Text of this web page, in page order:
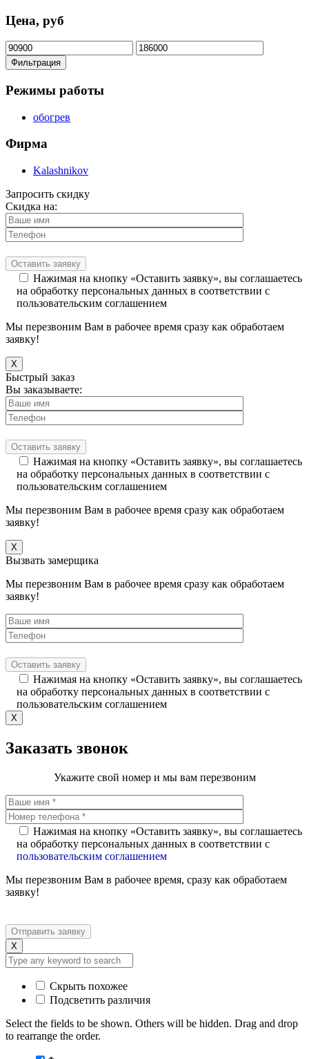
Цена, руб
Минимальная
цена
Максимальная
цена
Фильтрация
Режимы работы
обогрев
Фирма
Kalashnikov
Запросить скидку
Скидка на:
Нажимая на кнопку «Оставить заявку», вы соглашаетесь
на обработку персональных данных в соответствии с
пользовательским соглашением
Мы перезвоним Вам в рабочее время сразу как обработаем
заявку!
X
Быстрый заказ
Вы заказываете:
Нажимая на кнопку «Оставить заявку», вы соглашаетесь
на обработку персональных данных в соответствии с
пользовательским соглашением
Мы перезвоним Вам в рабочее время сразу как обработаем
заявку!
X
Вызвать замерщика
Мы перезвоним Вам в рабочее время сразу как обработаем
заявку!
Нажимая на кнопку «Оставить заявку», вы соглашаетесь
на обработку персональных данных в соответствии с
пользовательским соглашением
X
Заказать звонок
Укажите свой номер и мы вам перезвоним
Нажимая на кнопку «Оставить заявку», вы соглашаетесь
на обработку персональных данных в соответствии с
пользовательским соглашением
Мы перезвоним Вам в рабочее время, сразу как обработаем
заявку!
X
Скрыть похожее
Подсветить различия
Select the fields to be shown. Others will be hidden. Drag and drop
to rearrange the order.